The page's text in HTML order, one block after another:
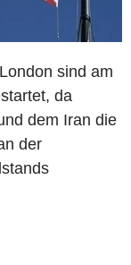
sind am
da
dem Iran die
der